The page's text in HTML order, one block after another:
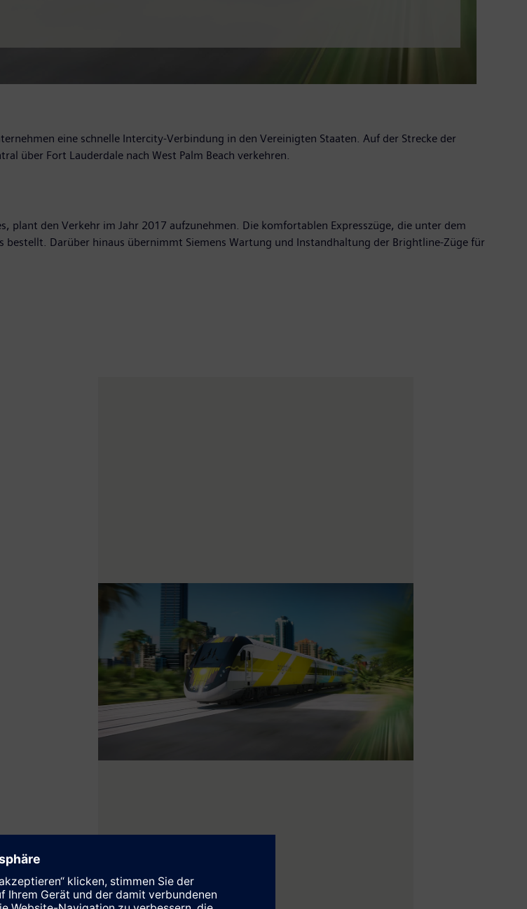
eine schnelle Intercity-Verbindung in den Vereinigten Staaten. Auf der Strecke der
über Fort Lauderdale nach West Palm Beach verkehren.
plant den Verkehr im Jahr 2017 aufzunehmen. Die komfortablen Expresszüge, die unter dem
Darüber hinaus übernimmt Siemens Wartung und Instandhaltung der Brightline-Züge für